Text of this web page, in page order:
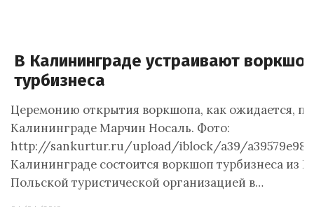
В Калининграде устраивают
турбизнеса
Церемонию открытия воркшопа, как ожидается,
Калининграде Марчин Носаль. Фото:
http://sankurtur.ru/upload/iblock/a39/
Калининграде состоится воркшоп турбизнеса из
Польской туристической организацией в…